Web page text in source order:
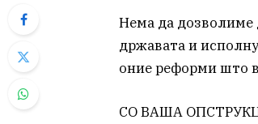
Нема да дозволиме
државата и
оние реформи што
СО ВАША